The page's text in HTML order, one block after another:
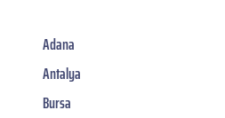
Adana
Antalya
Bursa